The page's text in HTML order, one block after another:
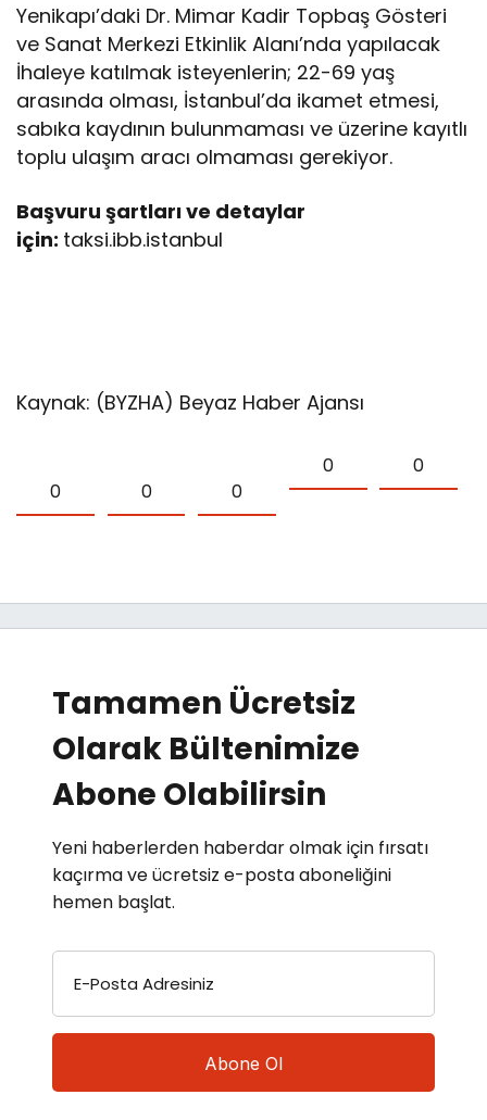
Yenikapı’daki Dr. Mimar Kadir Topbaş Gösteri
ve Sanat Merkezi Etkinlik Alanı’nda yapılacak
İhaleye katılmak isteyenlerin; 22-69 yaş
arasında olması, İstanbul’da ikamet etmesi,
sabıka kaydının bulunmaması ve üzerine kayıtlı
toplu ulaşım aracı olmaması gerekiyor.
Başvuru şartları ve detaylar
için: taksi.ibb.istanbul
Kaynak: (BYZHA) Beyaz Haber Ajansı
0 0 0
0 0
Tamamen Ücretsiz
Olarak Bültenimize
Abone Olabilirsin
Yeni haberlerden haberdar olmak için fırsatı
kaçırma ve ücretsiz e-posta aboneliğini
hemen başlat.
E-Posta Adresiniz